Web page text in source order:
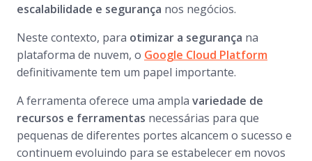
escalabilidade e segurança nos negócios.
Neste contexto, para otimizar a segurança na
plataforma de nuvem, o Google Cloud Platform
definitivamente tem um papel importante.
A ferramenta oferece uma ampla variedade de
recursos e ferramentas necessárias para que
pequenas de diferentes portes alcancem o sucesso e
continuem evoluindo para se estabelecer em novos